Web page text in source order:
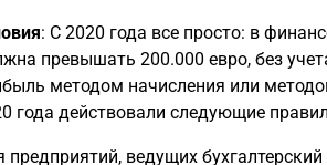
: С 2020 года все просто: в
превышать 200.000 евро, без
методом начисления или
года действовали следующие
предприятий, ведущих